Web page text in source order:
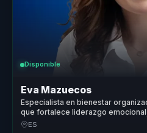
Disponible
Eva Mazuecos
Especialista en bienestar
que fortalece liderazgo
en equipos.
ES